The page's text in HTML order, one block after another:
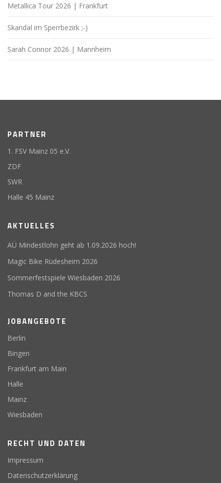
Metallica Tour 2026 | Frankfurt
Skandal im Sperrbezirk ;-)
Sarah Connor 2026 | Mannheim
PARTNER
1. FSV Mainz 05 e.V.
ZDF
SWR
Halle 45 Mainz
AKTUELLES
AÜ Mindestlohn geht ab 1.09.2026 hoch!
Magic Bike Rüdesheim 2026
Sommerfestspiele Wiesbaden 2026
Thomas D and the KBCS
JOBANGEBOTE
Berlin
Bingen
Frankfurt am Main
Halle
Mainz
Wiesbaden
RECHT UND DATEN
Impressum
Datenschutzerklärung